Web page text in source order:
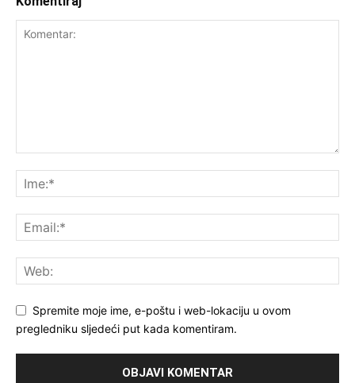
Spremite moje ime, e-poštu i web-lokaciju u ovom
pregledniku sljedeći put kada komentiram.